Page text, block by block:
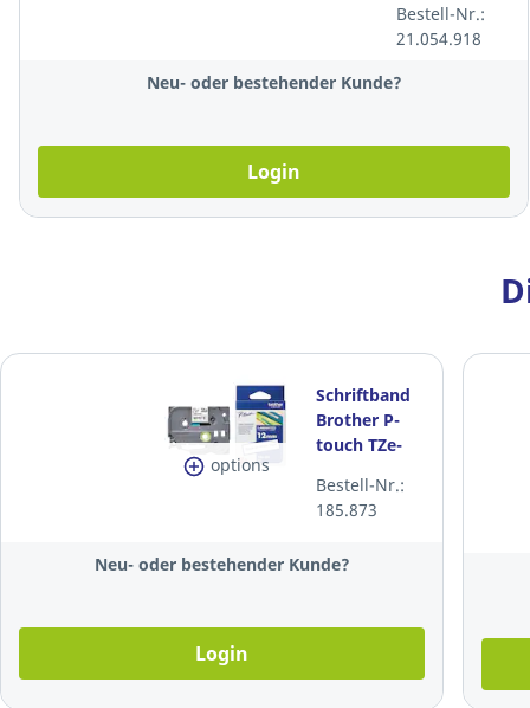
Holzboden
Bestell-Nr.:
21.054.918
Neu- oder bestehender Kunde?
Login
options
Schriftband
Brother P-
touch TZe-
mmx8 m,
laminiert,
Bestell-Nr.:
185.873
Neu- oder bestehender Kunde?
Login